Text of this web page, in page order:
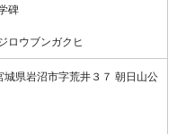
碑
ロウブンガクヒ
県岩沼市字荒井３７ 朝日山公